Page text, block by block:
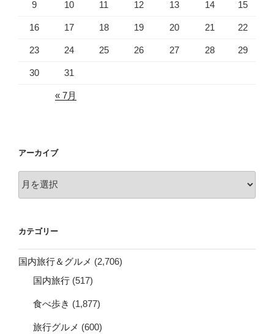
9 10 11 12 13 14 15
16 17 18 19 20 21 22
23 24 25 26 27 28 29
30 31
« 7月
アーカイブ
ー
ブ
カテゴリー
国内旅行＆グルメ (2,706)
国内旅行 (517)
食べ歩き (1,877)
旅行グルメ (600)